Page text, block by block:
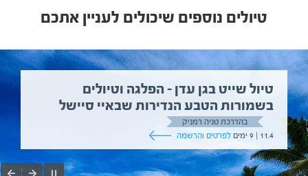
טיולים נוספים שיכולים לעניין אתכם
טיול שייט בגן עדן – הפלגה וטיולים
בשמורות הטבע הנדירות שבאיי סיישל
בהדרכת טניה רמניק
11.4 | 9 ימים
לפרטים והרשמה